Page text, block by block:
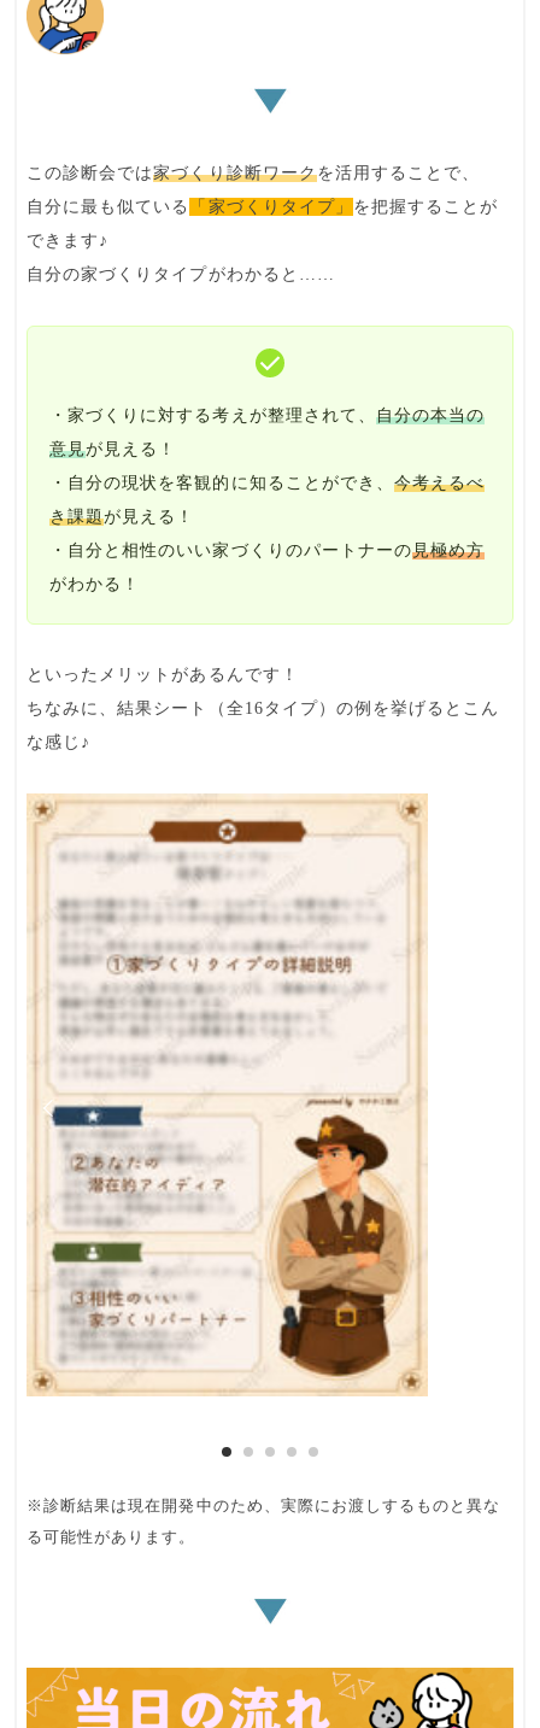
この診断会では家づくり診断ワークを活用することで、
自分に最も似ている
「家づくりタイプ」 を把握することが
できます♪
自分の家づくりタイプがわかると……
・家づくりに対する考えが整理 されて、 自分の本当の
意見が見える！
・ 自分の現状 を客観的に知ることができ、 今考えるべ
き課題が見える！
・自分と相性のいい家づくりのパートナーの見極め方
がわかる！
といった メリットがあるんです！
ちなみに、結果シート（全16タイプ）の例を挙げるとこん
な感じ♪
※診断結果は現在開発中のため、実際にお渡しするものと異な
る可能性があります。